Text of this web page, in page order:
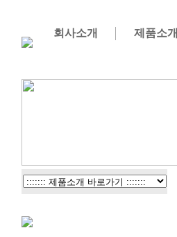
회사소개 제품소개